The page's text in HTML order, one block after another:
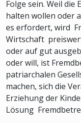
Folge sein. Weil
halten wollen oder
es erfordert, wird
Wirtschaft
oder auf gut
oder will, ist
patriarchalen
machen, sich die
Erziehung der
Lösung